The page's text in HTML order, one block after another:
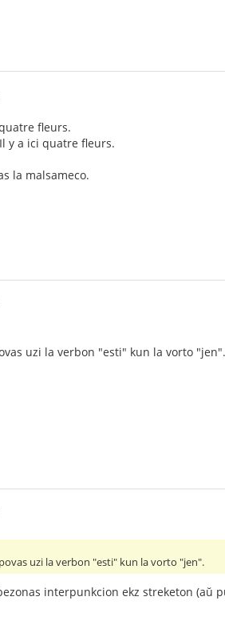
fleurs.
y a ici quatre fleurs.
la malsameco.
uzi la verbon "esti" kun la vorto "jen".
uzi la verbon "esti" kun la vorto "jen".
interpunkcion ekz streketon (aŭ